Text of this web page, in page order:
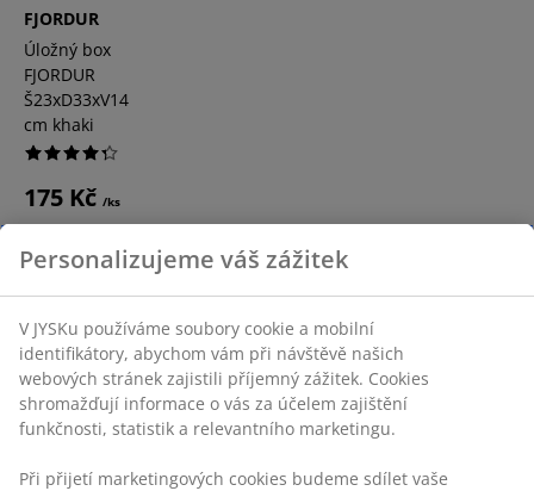
FJORDUR
Úložný box
FJORDUR
Š23xD33xV14
cm khaki
175 Kč /ks
Dalším způsobem, jak získat více úložného prostoru je
postel s šuplíky. Toto stylové řešení nenápadně zapojí
úložný prostor do dekoru vaší ložnice. Vyberte si
postelový rám s úložištěm, jako je třeba FAVRBO či
LIMFJORDEN.
Personalizujeme váš zážitek
V JYSKu používáme soubory cookie a mobilní
identifikátory, abychom vám při návštěvě našich
webových stránek zajistili příjemný zážitek. Cookies
shromažďují informace o vás za účelem zajištění
funkčnosti, statistik a relevantního marketingu.
Při přijetí marketingových cookies budeme sdílet vaše